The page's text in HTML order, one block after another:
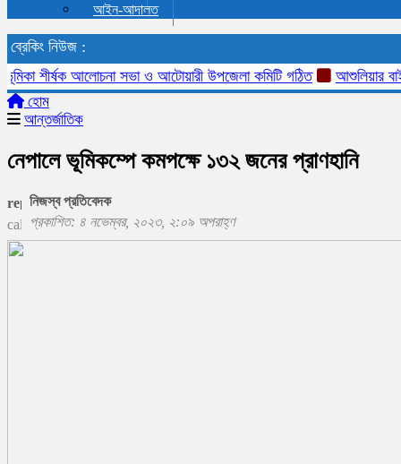
আইন-আদালত
ব্রেকিং নিউজ :
শীর্ষক আলোচনা সভা ও আটোয়ারী উপজেলা কমিটি গঠিত
আশুলিয়ার বাইপাইল
হোম
আন্তর্জাতিক
নেপালে ভূমিকম্পে কমপক্ষে ১৩২ জনের প্রাণহানি
নিজস্ব প্রতিবেদক
প্রকাশিত: ৪ নভেম্বর, ২০২৩, ২:০৯ অপরাহ্ণ